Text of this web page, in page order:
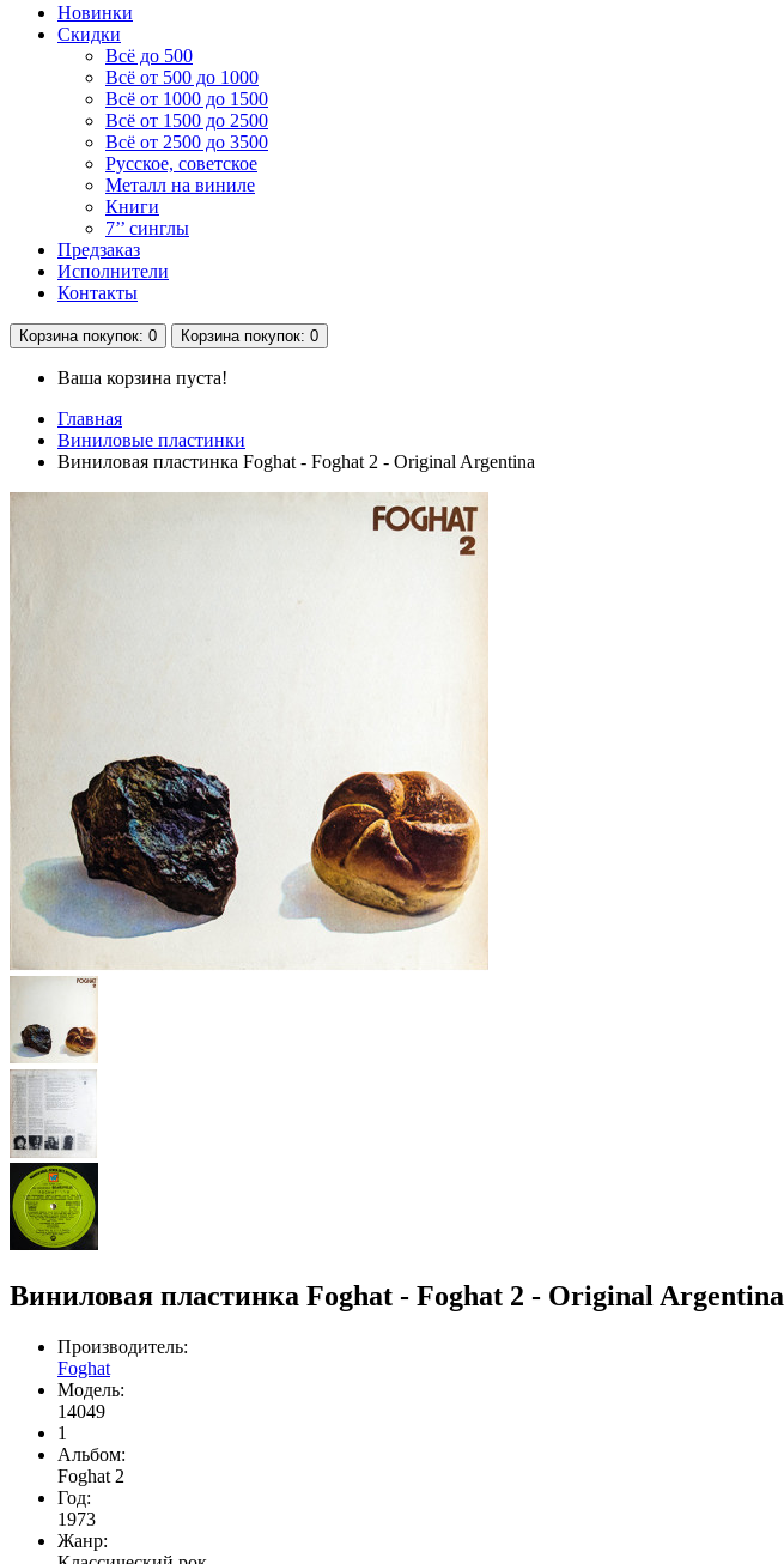
Новинки
Скидки
Всё до 500
Всё от 500 до 1000
Всё от 1000 до 1500
Всё от 1500 до 2500
Всё от 2500 до 3500
Русское, советское
Металл на виниле
Книги
7’’ синглы
Предзаказ
Исполнители
Контакты
Корзина покупок: 0 Корзина покупок: 0
Ваша корзина пуста!
Главная
Виниловые пластинки
Виниловая пластинка Foghat - Foghat 2 - Original Argentina
Виниловая пластинка Foghat - Foghat 2 - Original Argentina
Производитель:
Foghat
Модель:
14049
1
Альбом:
Foghat 2
Год:
1973
Жанр: